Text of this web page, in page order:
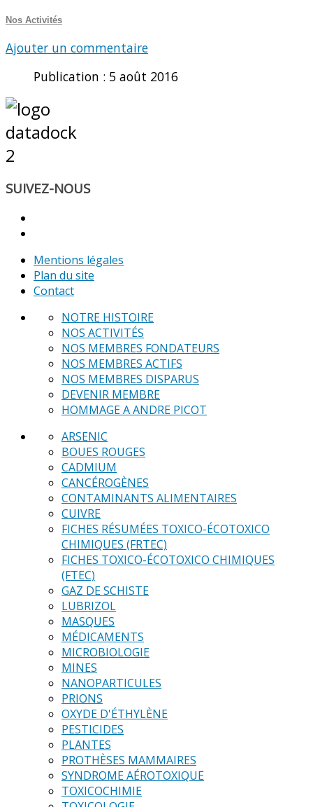
Nos Activités
Ajouter un commentaire
Publication : 5 août 2016
SUIVEZ-NOUS
Mentions légales
Plan du site
Contact
NOTRE HISTOIRE
NOS ACTIVITÉS
NOS MEMBRES FONDATEURS
NOS MEMBRES ACTIFS
NOS MEMBRES DISPARUS
DEVENIR MEMBRE
HOMMAGE A ANDRE PICOT
ARSENIC
BOUES ROUGES
CADMIUM
CANCÉROGÈNES
CONTAMINANTS ALIMENTAIRES
CUIVRE
FICHES RÉSUMÉES TOXICO-ÉCOTOXICO
CHIMIQUES (FRTEC)
FICHES TOXICO-ÉCOTOXICO CHIMIQUES
(FTEC)
GAZ DE SCHISTE
LUBRIZOL
MASQUES
MÉDICAMENTS
MICROBIOLOGIE
MINES
NANOPARTICULES
PRIONS
OXYDE D'ÉTHYLÈNE
PESTICIDES
PLANTES
PROTHÈSES MAMMAIRES
SYNDROME AÉROTOXIQUE
TOXICOCHIMIE